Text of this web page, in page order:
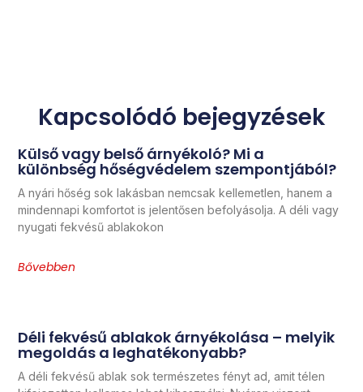
Kapcsolódó bejegyzések
Külső vagy belső árnyékoló? Mi a
különbség hőségvédelem szempontjából?
A nyári hőség sok lakásban nemcsak kellemetlen, hanem a
mindennapi komfortot is jelentősen befolyásolja. A déli vagy
nyugati fekvésű ablakokon
Bővebben
Déli fekvésű ablakok árnyékolása – melyik
megoldás a leghatékonyabb?
A déli fekvésű ablak sok természetes fényt ad, amit télen